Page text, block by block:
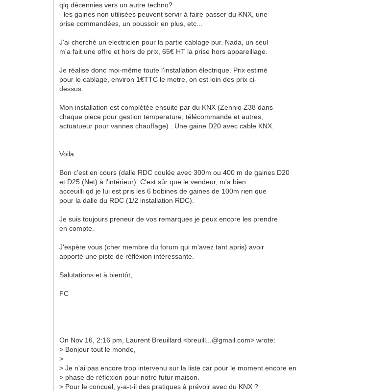
qlq décennies vers un autre techno?
- les gaines non utilisées peuvent servir à faire passer du KNX, une
prise commandées, un poussoir en plus, etc...
J'ai cherché un electricien pour la partie cablage pur. Nada, un seul
m'a fait une offre et hors de prix, 65€ HT la prise hors appareillage.
Je réalise donc moi-même toute l'installation électrique. Prix estimé
pour le cablage, environ 1€TTC le metre, on est loin des prix ci-
dessus.
Mon installation est complétée ensuite par du KNX (Zennio Z38 dans
chaque piece pour gestion temperature, télécommande et autres,
actuatueur pour vannes chauffage) . Une gaine D20 avec cable KNX.
Voila.
Bon c'est en cours (dalle RDC coulée avec 300m ou 400 m de gaines D20
et D25 (Net) à l'intérieur). C'est sûr que le vendeur, m'a bien
acceuilli qd je lui est pris les 6 bobines de gaines de 100m rien que
pour la dalle du RDC (1/2 installation RDC).
Je suis toujours preneur de vos remarques je peux encore les prendre
en compte.
J'espère vous (cher membre du forum qui m'avez tant apris) avoir
apporté une piste de réfléxion intéressante.
Salutations et à bientôt,
FC
On Nov 16, 2:16 pm, Laurent Breuillard <breuill...@gmail.com> wrote:
> Bonjour tout le monde,
>
> Je n'ai pas encore trop intervenu sur la liste car pour le moment encore en
> phase de réflexion pour notre futur maison.
> Pour le concuel, y-a-t-il des pratiques à prévoir avec du KNX ?